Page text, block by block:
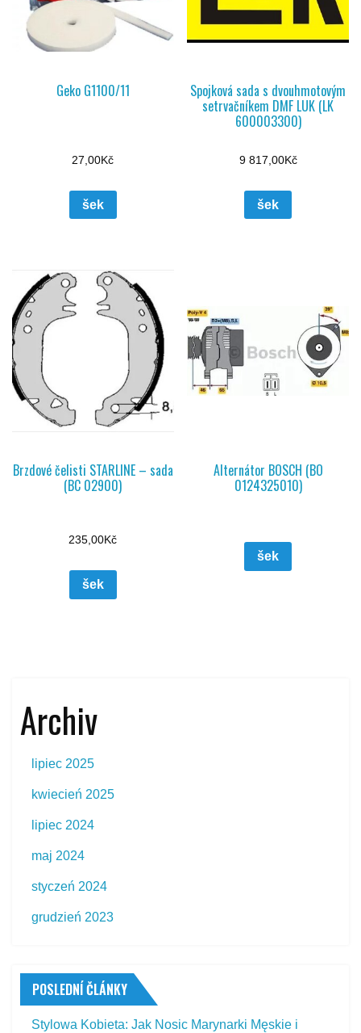
Geko G1100/11
27,00Kč
šek
Spojková sada s dvouhmotovým
setrvačníkem DMF LUK (LK
600003300)
9 817,00Kč
šek
Brzdové čelisti STARLINE – sada
(BC 02900)
235,00Kč
šek
Alternátor BOSCH (BO
0124325010)
šek
Archiv
lipiec 2025
kwiecień 2025
lipiec 2024
maj 2024
styczeń 2024
grudzień 2023
POSLEDNÍ ČLÁNKY
Stylowa Kobieta: Jak Nosic Marynarki Męskie i